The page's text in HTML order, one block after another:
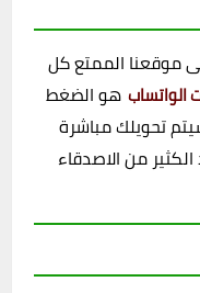
موقعنا الممتع كل
هو الضغط
تحويلك مباشرة
من الاصدقاء